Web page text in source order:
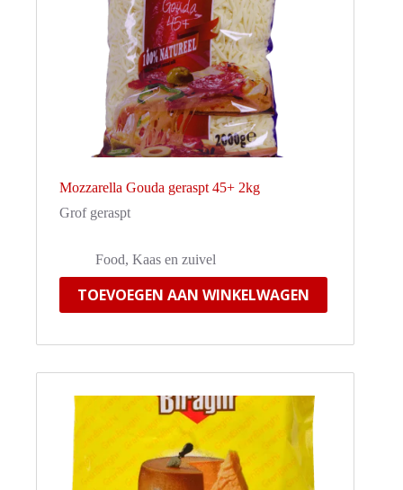
Mozzarella Gouda geraspt 45+ 2kg
Grof geraspt
Food, Kaas en zuivel
TOEVOEGEN AAN WINKELWAGEN